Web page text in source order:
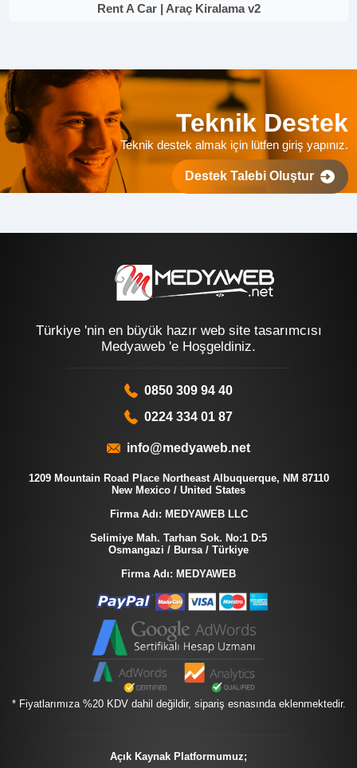
Rent A Car | Araç Kiralama v2
Teknik Destek
Teknik destek almak için lütfen giriş yapınız.
Destek Talebi Oluştur
Türkiye 'nin en büyük hazır web site tasarımcısı
Medyaweb 'e Hoşgeldiniz.
0850 309 94 40
0224 334 01 87
info@medyaweb.net
1209 Mountain Road Place Northeast Albuquerque, NM 87110
New Mexico / United States
Firma Adı: MEDYAWEB LLC
Selimiye Mah. Tarhan Sok. No:1 D:5
Osmangazi / Bursa / Türkiye
Firma Adı: MEDYAWEB
* Fiyatlarımıza %20 KDV dahil değildir, sipariş esnasında eklenmektedir.
Açık Kaynak Platformumuz;